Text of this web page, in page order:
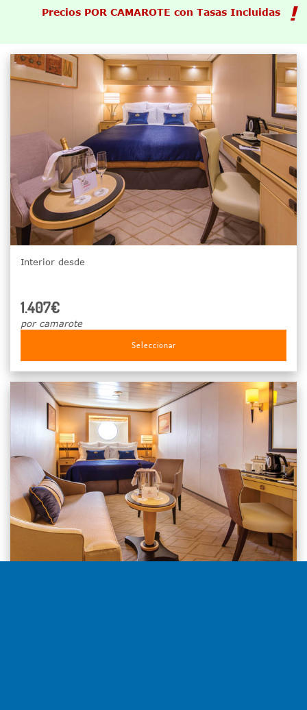
Precios POR CAMAROTE con Tasas Incluidas
Interior desde
1.407€
por camarote
Seleccionar